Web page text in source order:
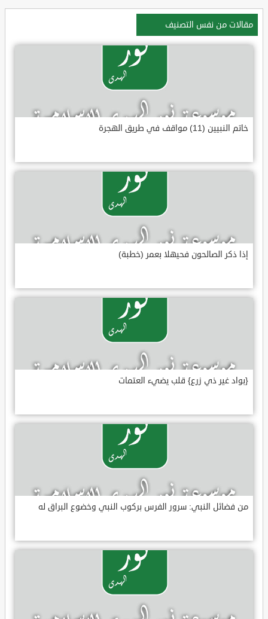
مقالات من نفس التصنيف
خاتم النبيين (11) مواقف في طريق الهجرة
إذا ذكر الصالحون فحيهلا بعمر (خطبة)
{بواد غير ذي زرع} قلب يضيء العتمات
من فضائل النبي: سرور الفرس بركوب النبي وخضوع البراق له